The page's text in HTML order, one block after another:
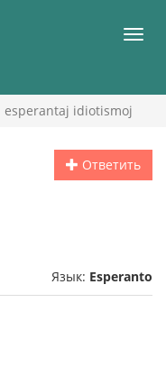
esperantaj idiotismoj
Ответить
Язык: Esperanto